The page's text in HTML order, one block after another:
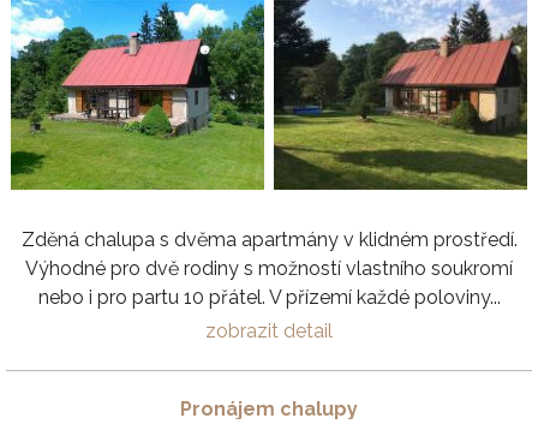
Zděná chalupa s dvěma apartmány v klidném prostředí.
Výhodné pro dvě rodiny s možností vlastního soukromí
nebo i pro partu 10 přátel. V přízemí každé poloviny...
zobrazit detail
Pronájem chalupy